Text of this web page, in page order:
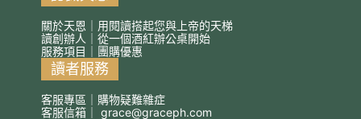
關於天恩｜用閱讀搭起您與上帝的天梯
讀創辦人｜從一個酒紅辦公桌開始
服務項目｜團購優惠
讀者服務
客服專區｜購物疑難雜症
客服信箱｜ grace@graceph.com